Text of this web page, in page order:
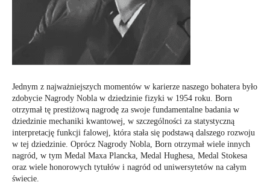
Jednym z najważniejszych momentów w karierze naszego bohatera było
zdobycie Nagrody Nobla w dziedzinie fizyki w 1954 roku. Born
otrzymał tę prestiżową nagrodę za swoje fundamentalne badania w
dziedzinie mechaniki kwantowej, w szczególności za statystyczną
interpretację funkcji falowej, która stała się podstawą dalszego rozwoju
w tej dziedzinie. Oprócz Nagrody Nobla, Born otrzymał wiele innych
nagród, w tym Medal Maxa Plancka, Medal Hughesa, Medal Stokesa
oraz wiele honorowych tytułów i nagród od uniwersytetów na całym
świecie.